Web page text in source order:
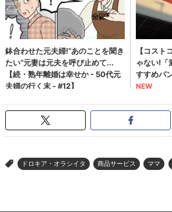
> ドロキア・オラシイタ 商品サービス ママ